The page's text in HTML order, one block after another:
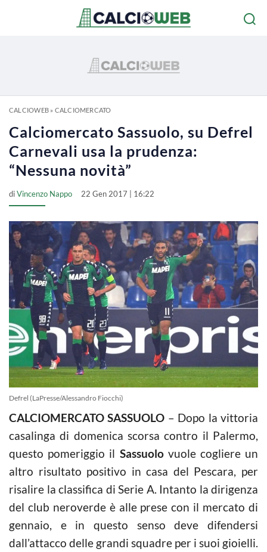
CALCIOWEB» CALCIOMERCATO
Calciomercato Sassuolo, su Defrel
Carnevali usa la prudenza:
“Nessuna novità”
diVincenzo Nappo 22 Gen 2017 | 16:22
Defrel (LaPresse/Alessandro Fiocchi)
CALCIOMERCATO SASSUOLO – Dopo la vittoria
casalinga di domenica scorsa contro il Palermo,
questo pomeriggio il Sassuolovuole cogliere un
altro risultato positivo in casa del Pescara, per
risalire la classifica di Serie A. Intanto la dirigenza
del club neroverde è alle prese con il mercato di
gennaio, e in questo senso deve difendersi
dall’attacco delle grandi squadre per i suoi gioielli.